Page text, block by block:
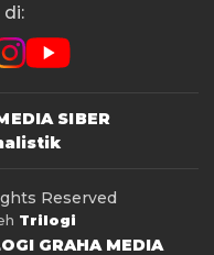
SIBER
Reserved
Trilogi
GRAHA MEDIA